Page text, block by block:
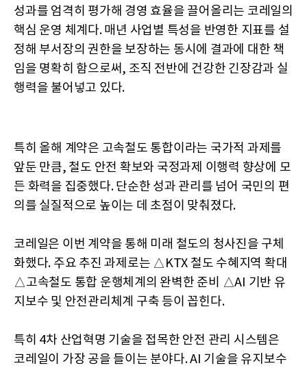
성과를 엄격히 평가해 경영 효율을 끌어올리는 코레일의
핵심 운영 체계다. 매년 사업별 특성을 반영한 지표를 설
정해 부서장의 권한을 보장하는 동시에 결과에 대한 책
임을 명확히 함으로써, 조직 전반에 건강한 긴장감과 실
행력을 불어넣고 있다.
특히 올해 계약은 고속철도 통합이라는 국가적 과제를
앞둔 만큼, 철도 안전 확보와 국정과제 이행력 향상에 모
든 화력을 집중했다. 단순한 성과 관리를 넘어 국민의 편
의를 실질적으로 높이는 데 초점이 맞춰졌다.
코레일은 이번 계약을 통해 미래 철도의 청사진을 구체
화했다. 주요 추진 과제로는 △KTX 철도 수혜지역 확대
△고속철도 통합 운행체계의 완벽한 준비 △AI 기반 유
지보수 및 안전관리체계 구축 등이 꼽힌다.
특히 4차 산업혁명 기술을 접목한 안전 관리 시스템은
코레일이 가장 공을 들이는 분야다. AI 기술을 유지보수